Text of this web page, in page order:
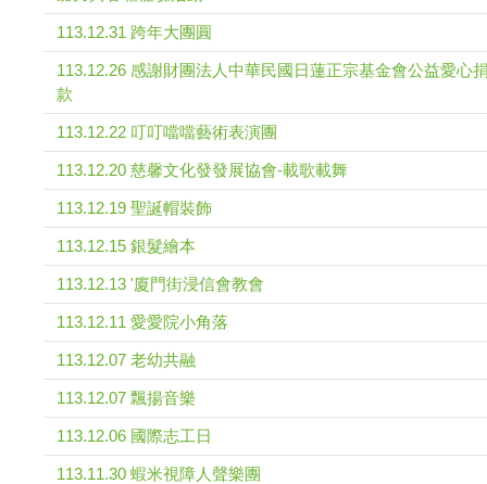
113.12.31 跨年大團圓
113.12.26 感謝財團法人中華民國日蓮正宗基金會公益愛心
款
113.12.22 叮叮噹噹藝術表演團
113.12.20 慈馨文化發發展協會-載歌載舞
113.12.19 聖誕帽裝飾
113.12.15 銀髮繪本
113.12.13 '廈門街浸信會教會
113.12.11 愛愛院小角落
113.12.07 老幼共融
113.12.07 飄揚音樂
113.12.06 國際志工日
113.11.30 蝦米視障人聲樂團